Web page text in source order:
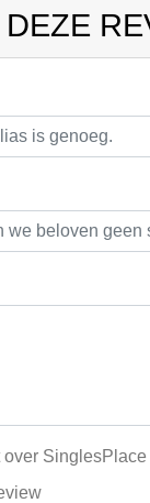
SinglesPlace